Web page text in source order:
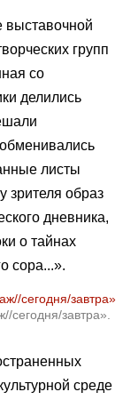
выставочной
групп
со
делились
листы
зрителя образ
дневника,
о тайнах
сора...».
сегодня/завтра».
среде